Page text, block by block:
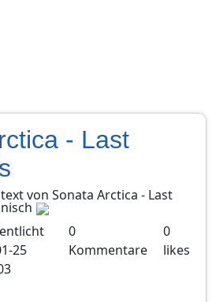
- Last
von Sonata Arctica - Last
25
0
Kommentare
0
likes